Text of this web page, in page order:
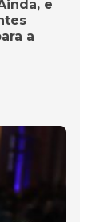
e
a